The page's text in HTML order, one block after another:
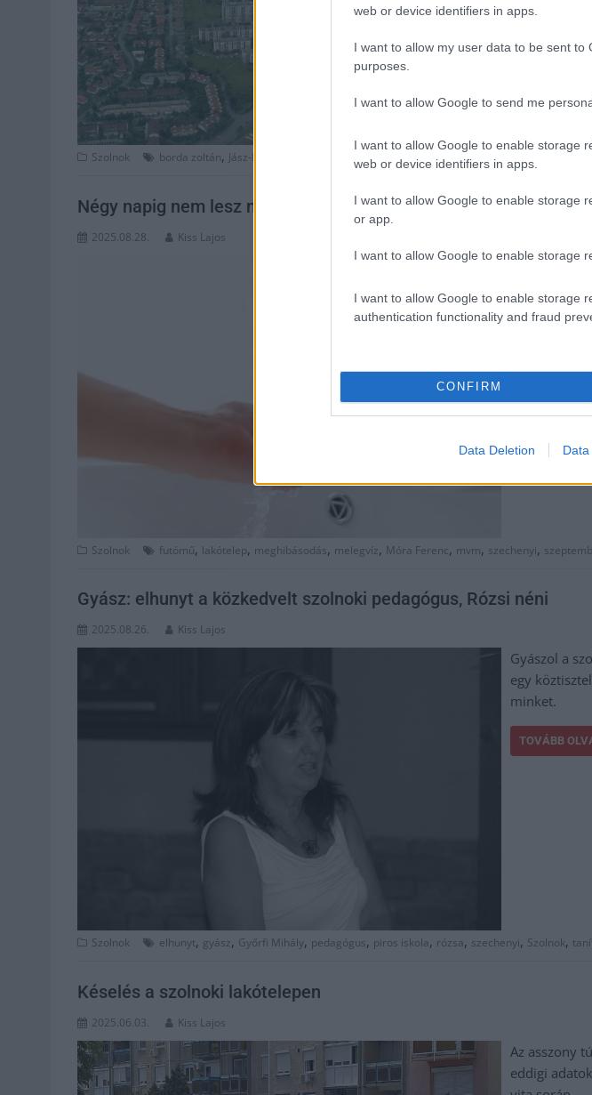
web or device identifiers in apps.
I want to allow my user data to be sent to
purposes.
I want to allow Google to send me
I want to allow Google to enable storage
web or device identifiers in apps.
I want to allow Google to enable storage
or app.
I want to allow Google to enable storage
I want to allow Google to enable storage
authentication functionality and fraud
CONFIRM
Data Deletion Data
TOVÁBB
Szolnok borda zoltán, Jász-Nagykun Szolnok megye javítás , kék séta ,közbiztonság rendőrség
Négy napig nem lesz melegvíz a teljes szolnoki lakótelepen
2025.08.28. Kiss Lajos
A szolnoki
ám a
négynapos
Szolnok futómű, lakótelep, meghibásodás, melegvíz, Móra Ferenc, mvm, szechenyi,
Gyász: elhunyt a közkedvelt szolnoki pedagógus, Rózsi néni
2025.08.26. Kiss Lajos
Gyászol a
egy
minket.
TOVÁBB
Szolnok elhunyt, gyász, Győrfi Mihály, pedagógus, piros iskola, rózsa, szechenyi, Szolnok,
Késelés a szolnoki lakótelepen
2025.06.03. Kiss Lajos
Az asszony
eddigi